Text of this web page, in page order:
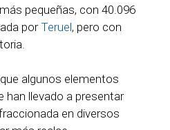
pequeñas, con 40.096
porTeruel, pero con
algunos elementos
han llevado a presentar
en diversos